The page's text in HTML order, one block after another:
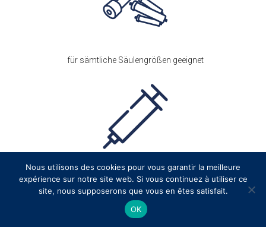
für sämtliche Säulengrößen geeignet
direkte Probenahme für die MS-Detektion
Nous utilisons des cookies pour vous garantir la meilleure
expérience sur notre site web. Si vous continuez à utiliser ce
site, nous supposerons que vous en êtes satisfait.
OK